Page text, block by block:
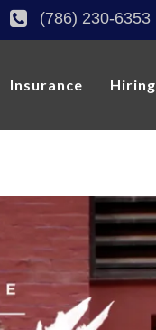
(786) 230-6353
Insurance Hiring